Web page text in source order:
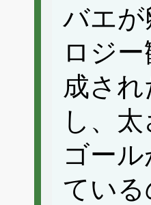
バエ
ロジ
成さ
し、
ゴー
てい